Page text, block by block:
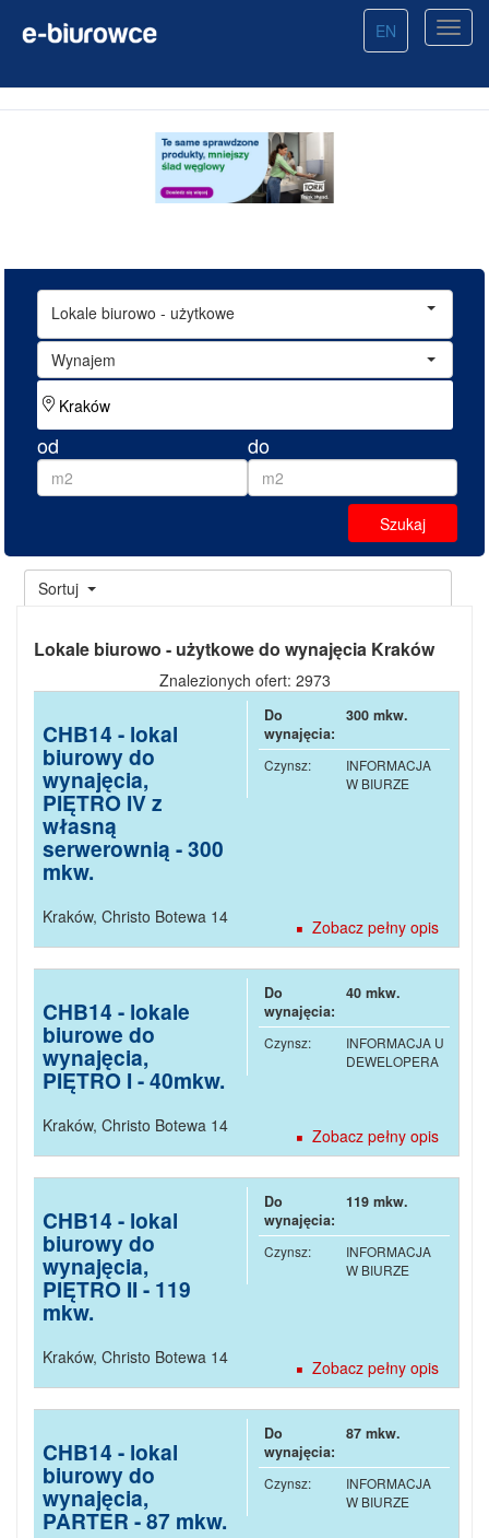
EN
Lokale biurowo - użytkowe
Wynajem
od do
Sortuj
Lokale biurowo - użytkowe do wynajęcia Kraków
Znalezionych ofert: 2973
CHB14 - lokal
biurowy do
wynajęcia,
PIĘTRO IV z
własną
serwerownią - 300
mkw.
Kraków, Christo Botewa 14
Do
wynajęcia:
300 mkw.
Czynsz:
INFORMACJA
W BIURZE
Zobacz pełny opis
CHB14 - lokale
biurowe do
wynajęcia,
PIĘTRO I - 40mkw.
Kraków, Christo Botewa 14
Do
wynajęcia:
40 mkw.
Czynsz:
INFORMACJA U
DEWELOPERA
Zobacz pełny opis
CHB14 - lokal
biurowy do
wynajęcia,
PIĘTRO II - 119
mkw.
Kraków, Christo Botewa 14
Do
wynajęcia:
119 mkw.
Czynsz:
INFORMACJA
W BIURZE
Zobacz pełny opis
CHB14 - lokal
biurowy do
wynajęcia,
PARTER - 87 mkw.
Do
wynajęcia:
87 mkw.
Czynsz:
INFORMACJA
W BIURZE